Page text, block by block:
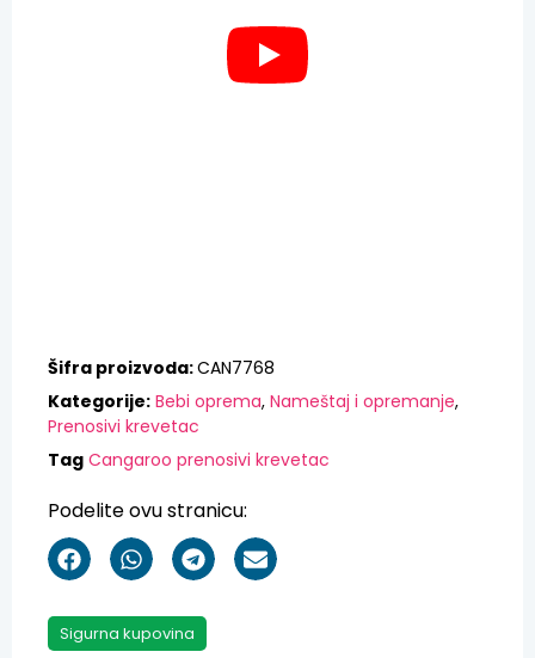
Šifra proizvoda:CAN7768
Kategorije: Bebi oprema, Nameštaj i opremanje,
Prenosivi krevetac
Tag Cangaroo prenosivi krevetac
Podelite ovu stranicu:
Sigurna kupovina